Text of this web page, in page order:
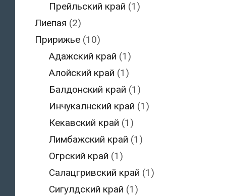
Прейльский край (1)
Лиепая (2)
Пририжье(10)
Адажский край (1)
Алойский край (1)
Балдонский край (1)
Инчукалнский край (1)
Кекавский край (1)
Лимбажский край (1)
Огрский край (1)
Салацгривский край (1)
Сигулдский край (1)